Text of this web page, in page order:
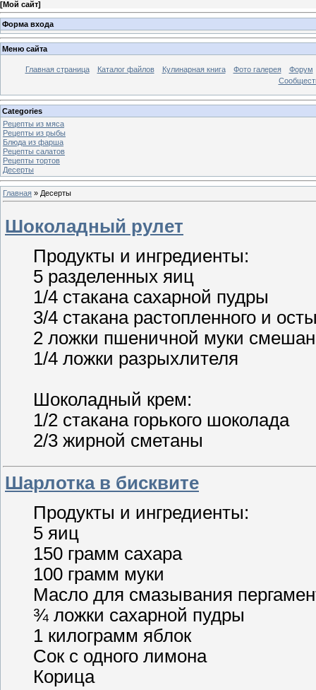
[Мой сайт]
Форма входа
Меню сайта
Главная страница Каталог файлов Кулинарная книга Фото галерея
Форум
Categories
Рецепты из мяса
Рецепты из рыбы
Блюда из фарша
Рецепты салатов
Рецепты тортов
Десерты
Главная » Десерты
Шоколадный рулет
Продукты и ингредиенты:
5 разделенных яиц
1/4 стакана сахарной пудры
3/4 стакана растопленного и
2 ложки пшеничной муки
1/4 ложки разрыхлителя
Шоколадный крем:
1/2 стакана горького шоколада
2/3 жирной сметаны
Шарлотка в бисквите
Продукты и ингредиенты:
5 яиц
150 грамм сахара
100 грамм муки
Масло для смазывания
¾ ложки сахарной пудры
1 килограмм яблок
Сок с одного лимона
Корица